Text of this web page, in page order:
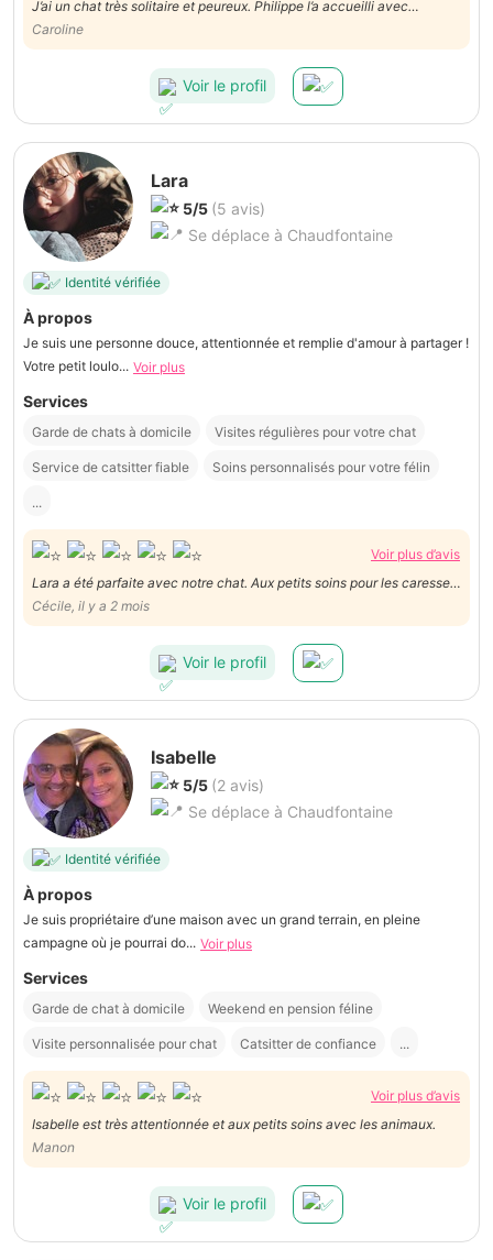
J’ai un chat très solitaire et peureux. Philippe l’a accueilli avec
beaucoup de bienveillance et d’attention, notamment quant au rythme
de vie de ce félin peu habitué à déloger. J’eus des nouvelles
régulièrement. Je recommande vivement Philippe.
Caroline
Voir le profil
Lara
5/5 (5 avis)
Se déplace à Chaudfontaine
Identité vérifiée
À propos
Je suis une personne douce, attentionnée et remplie d'amour à partager !
Votre petit loulo... Voir plus
Services
Garde de chats à domicile Visites régulières pour votre chat
Service de catsitter fiable Soins personnalisés pour votre félin
...
Voir plus d’avis
Lara a été parfaite avec notre chat. Aux petits soins pour les caresses,
son médicament et le faire se sentir bienvenu !
Cécile, il y a 2 mois
Voir le profil
Isabelle
5/5 (2 avis)
Se déplace à Chaudfontaine
Identité vérifiée
À propos
Je suis propriétaire d’une maison avec un grand terrain, en pleine
campagne où je pourrai do... Voir plus
Services
Garde de chat à domicile Weekend en pension féline
Visite personnalisée pour chat Catsitter de confiance ...
Voir plus d’avis
Isabelle est très attentionnée et aux petits soins avec les animaux.
Manon
Voir le profil